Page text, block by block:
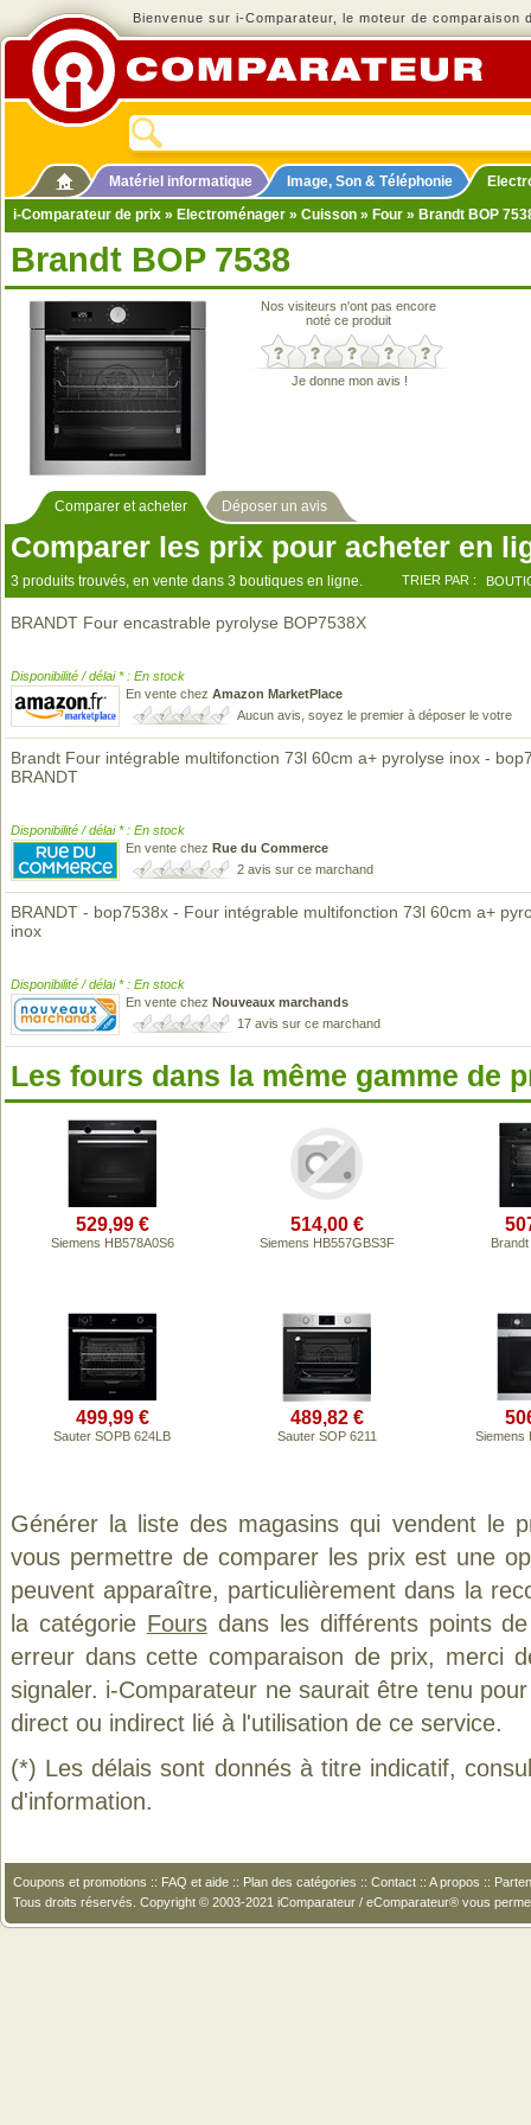
Bienvenue sur i-Comparateur, le moteur de comparaison
Matériel informatique Image, Son & Téléphonie
i-Comparateur de prix » Electroménager » Cuisson » Four » Brandt BOP
Brandt BOP 7538
Nos visiteurs n'ont pas encore
noté ce produit
Je donne mon avis !
Comparer et acheter Déposer un avis
Comparer les prix pour acheter en
3 produits trouvés, en vente dans 3 boutiques en ligne. TRIER PAR :
BRANDT Four encastrable pyrolyse BOP7538X
Disponibilité / délai * : En stock
En vente chez Amazon MarketPlace
Aucun avis, soyez le premier à déposer le votre
Brandt Four intégrable multifonction 73l 60cm a+ pyrolyse inox -
BRANDT
Disponibilité / délai * : En stock
En vente chez Rue du Commerce
2 avis sur ce marchand
BRANDT - bop7538x - Four intégrable multifonction 73l 60cm a+
inox
Disponibilité / délai * : En stock
En vente chez Nouveaux marchands
17 avis sur ce marchand
Les fours dans la même gamme de
529,99 €
Siemens HB578A0S6
514,00 €
Siemens HB557GBS3F
499,99 €
Sauter SOPB 624LB
489,82 €
Sauter SOP 6211 Siemens
Générer la liste des magasins qui vendent le
vous permettre de comparer les prix est une
peuvent apparaître, particulièrement dans la
la catégorie Foursdans les différents points
erreur dans cette comparaison de prix, merci
signaler. i-Comparateur ne saurait être tenu
direct ou indirect lié à l'utilisation de ce service.
(*) Les délais sont donnés à titre indicatif,
d'information.
Coupons et promotions :: FAQ et aide :: Plan des catégories :: Contact :: A propos ::
Tous droits réservés. Copyright © 2003-2021 iComparateur / eComparateur® vous